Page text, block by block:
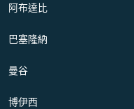
阿布達比
巴塞隆納
曼谷
博伊西